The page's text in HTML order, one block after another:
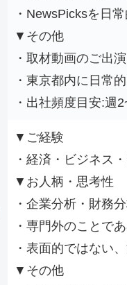
・NewsPicksを日
▼その他
・取材動画のご出
・東京都内に日常
・出社頻度目安:週
▼ご経験
・経済・ビジネス
▼お人柄・思考性
・企業分析・財務
・専門外のことで
・表面的ではない
▼その他